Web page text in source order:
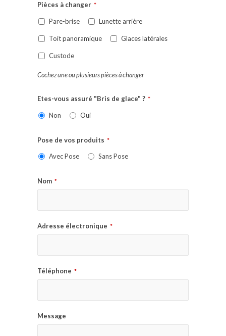
Pièces à changer *
Pare-brise Lunette arrière
Toit panoramique Glaces latérales
Custode
Cochez une ou plusieurs pièces à changer
Etes-vous assuré "Bris de glace" ? *
Non Oui
Pose de vos produits *
Avec Pose Sans Pose
Nom *
Adresse électronique *
Téléphone *
Message